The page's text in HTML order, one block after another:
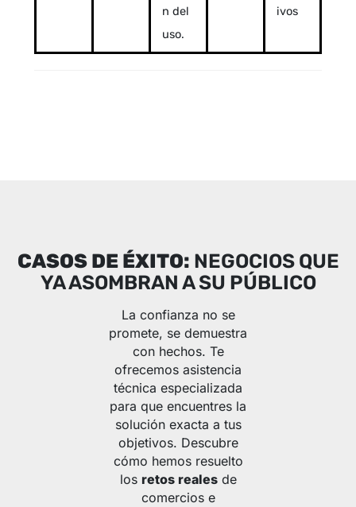
n del
uso.
ivos
CASOS DE ÉXITO: NEGOCIOS QUE
YA ASOMBRAN A SU PÚBLICO
La confianza no se
promete, se demuestra
con hechos. Te
ofrecemos asistencia
técnica especializada
para que encuentres la
solución exacta a tus
objetivos. Descubre
cómo hemos resuelto
los retos realesde
comercios e